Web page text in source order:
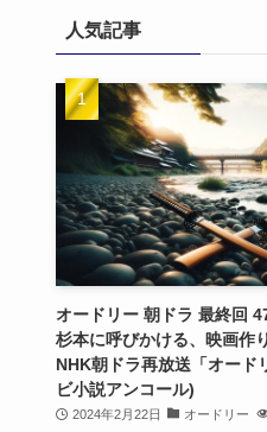
人気記事
オードリー 朝ドラ 最終回
杉本に呼びかける、映画作
NHK朝ドラ再放送「オード
ビ小説アンコール)
2024年2月22日 オードリー